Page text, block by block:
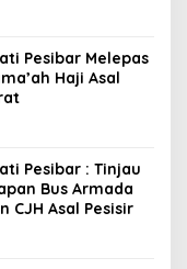
Pesibar Melepas
Haji Asal
Pesibar : Tinjau
Bus Armada
CJH Asal Pesisir